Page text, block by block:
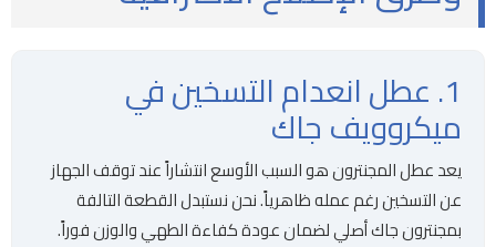
1. عطل انعدام التسخين في
ميكروويف جاك
يعد عطل المجنترون هو السبب الأوسع انتشاراً عند توقف الجهاز
عن التسخين رغم عمله ظاهرياً. نحن نستبدل القطعة التالفة
بمجنترون جاك أصلي لضمان عودة كفاءة الطهي والوزن فوراً.